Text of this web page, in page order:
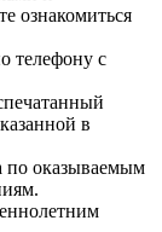
ознакомиться
телефону с
в
по оказываемым